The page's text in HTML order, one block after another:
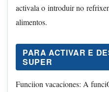
activala o introduir no
alimentos.
PARA ACTIVAR E
SUPER
Funciion vacaciones: A